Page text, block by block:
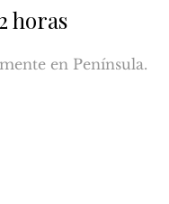
horas
en Península.